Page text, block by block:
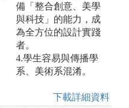
備「整合創意、美學
與科技」的能力，成
為全方位的設計實踐
者。
4.學生容易與傳播學
系、美術系混淆。
下載詳細資料